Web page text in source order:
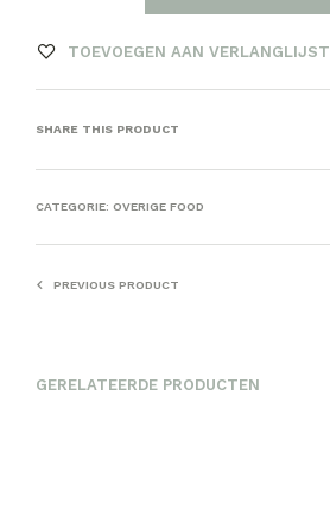
TOEVOEGEN AAN VERLANGLIJST
SHARE THIS PRODUCT
CATEGORIE: OVERIGE FOOD
PREVIOUS PRODUCT
GERELATEERDE PRODUCTEN